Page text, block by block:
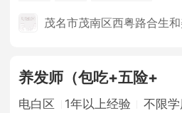
茂名市茂南区西粤路合生
养发师（包吃+五险+
电白区 1年以上经验 不限